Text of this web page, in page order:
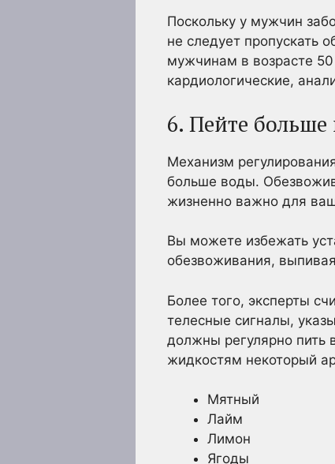
Поскольку у мужчин
не следует пропускать
мужчинам в возрасте
кардиологические,
6. Пейте
Механизм
больше воды.
жизненно важно для
Вы можете избежать
обезвоживания,
Более того, эксперты
телесные сигналы,
должны регулярно пить
жидкостям некоторый
Мятный
Лайм
Лимон
Ягоды